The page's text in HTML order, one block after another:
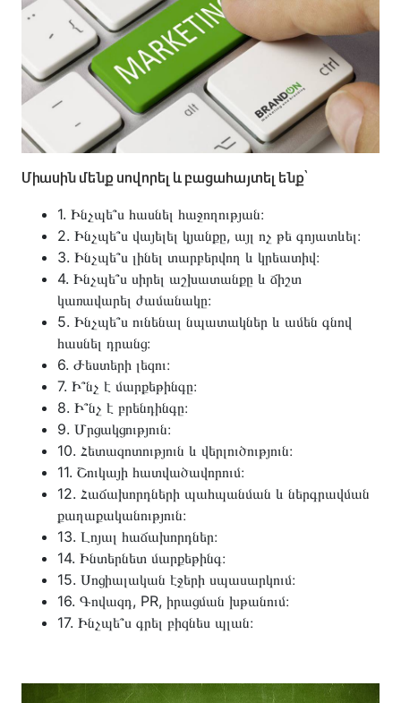
Միասին մենք սովորել և բացահայտել ենք՝
1. Ինչպե՞ս հասնել հաջողության։
2. Ինչպե՞ս վայելել կյանքը, այլ ոչ թե գոյատևել։
3. Ինչպե՞ս լինել տարբերվող և կրեատիվ։
4. Ինչպե՞ս սիրել աշխատանքը և ճիշտ
կառավարել ժամանակը։
5. Ինչպե՞ս ունենալ նպատակներ և ամեն գնով
հասնել դրանց։
6. Ժեստերի լեզու։
7. Ի՞նչ է մարքեթինգը։
8. Ի՞նչ է բրենդինգը։
9. Մրցակցություն։
10. Հետազոտություն և վերլուծություն։
11. Շուկայի հատվածավորում։
12. Հաճախորդների պահպանման և ներգրավման
քաղաքականություն։
13. Լոյալ հաճախորդներ։
14. Ինտերնետ մարքեթինգ։
15. Սոցիալական էջերի սպասարկում։
16. Գովազդ, PR, իրացման խթանում։
17. Ինչպե՞ս գրել բիզնես պլան։